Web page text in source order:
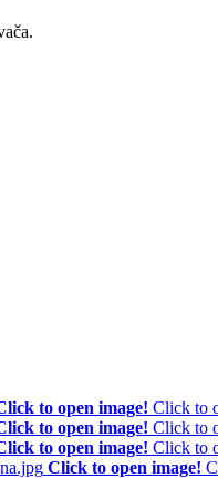
to open image! Click to
to open image! Click to
to open image! Click to
Click to open image!